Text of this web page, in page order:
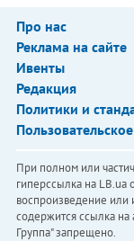
Про нас
Реклама на сайте
Ивенты
Редакция
Политики и
При полном или
гиперссылка на LB.ua
воспроизведение или
содержится ссылка на
Группа" запрещено.